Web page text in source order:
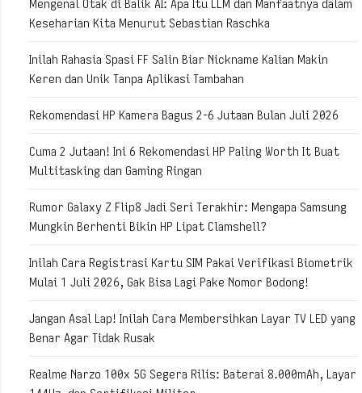
Mengenal Otak di Balik AI: Apa Itu LLM dan Manfaatnya dalam
Keseharian Kita Menurut Sebastian Raschka
Inilah Rahasia Spasi FF Salin Biar Nickname Kalian Makin
Keren dan Unik Tanpa Aplikasi Tambahan
Rekomendasi HP Kamera Bagus 2-6 Jutaan Bulan Juli 2026
Cuma 2 Jutaan! Ini 6 Rekomendasi HP Paling Worth It Buat
Multitasking dan Gaming Ringan
Rumor Galaxy Z Flip8 Jadi Seri Terakhir: Mengapa Samsung
Mungkin Berhenti Bikin HP Lipat Clamshell?
Inilah Cara Registrasi Kartu SIM Pakai Verifikasi Biometrik
Mulai 1 Juli 2026, Gak Bisa Lagi Pake Nomor Bodong!
Jangan Asal Lap! Inilah Cara Membersihkan Layar TV LED yang
Benar Agar Tidak Rusak
Realme Narzo 100x 5G Segera Rilis: Baterai 8.000mAh, Layar